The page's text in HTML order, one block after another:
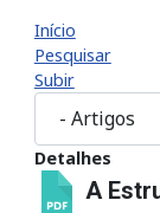
Início
Pesquisar
Subir
Detalhes
A